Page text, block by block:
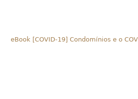
eBook [COVID-19] Condomínios e o